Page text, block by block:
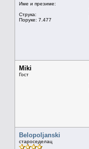
Име и презиме:
Струка:
Поруке: 7.477
Miki
Гост
Belopoljanski
староседелац